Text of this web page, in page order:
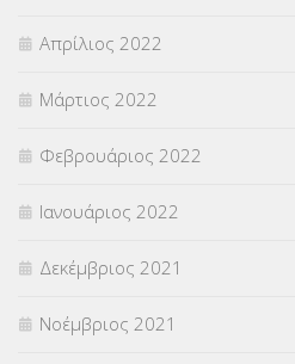
Απρίλιος 2022
Μάρτιος 2022
Φεβρουάριος 2022
Ιανουάριος 2022
Δεκέμβριος 2021
Νοέμβριος 2021